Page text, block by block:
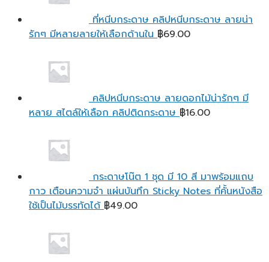
ที่หนีบกระดาษ คลิปหนีบกระดาษ ลายน่า
รักๆ มีหลายลายให้เลือกด้านใน ฿69.00
คลิปหนีบกระดาษ ลายดอกไม้น่ารักๆ มี
หลาย สไตล์ให้เลือก คลิปติดกระดาษ ฿16.00
กระดาษโน๊ต 1 ชุด มี 10 สี มาพร้อมแถบ
กาว เตือนความจํา แผ่นบันทึก Sticky Notes ที่คั้นหนังสือ
ใช้เป็นไม้บรรทัดได้ ฿49.00